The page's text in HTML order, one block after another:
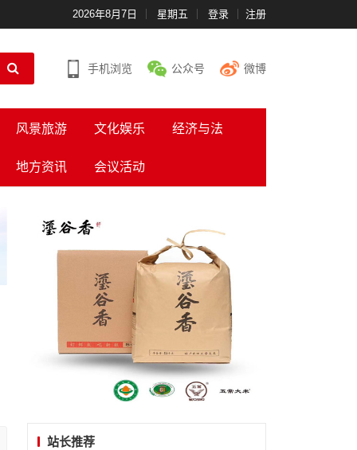
2026年8月7日 星期五 登录 注册
手机浏览 公众号 微博
风景旅游 文化娱乐 经济与法
地方资讯 会议活动
站长推荐